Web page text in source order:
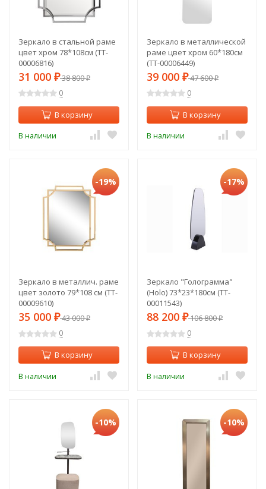
Зеркало в стальной раме
цвет хром 78*108см (TT-
00006816)
31 000 ₽38 800₽
0
В корзину
В наличии
Зеркало в металлической
раме цвет хром 60*180см
(TT-00006449)
39 000 ₽47 600₽
0
В корзину
В наличии
-19%
Зеркало в металлич. раме
цвет золото 79*108 см (TT-
00009610)
35 000 ₽43 000₽
0
В корзину
В наличии
-17%
Зеркало "Голограмма"
(Holo) 73*23*180см (TT-
00011543)
88 200 ₽106 800₽
0
В корзину
В наличии
-10% -10%